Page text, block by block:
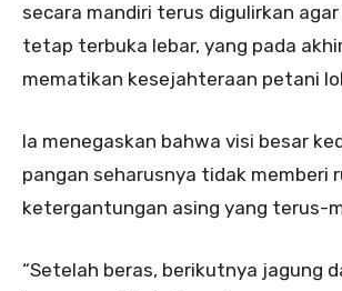
secara mandiri terus digulirkan
tetap terbuka lebar, yang pada
mematikan kesejahteraan petani
Ia menegaskan bahwa visi besar
pangan seharusnya tidak memberi
ketergantungan asing yang terus-
“Setelah beras, berikutnya jagung